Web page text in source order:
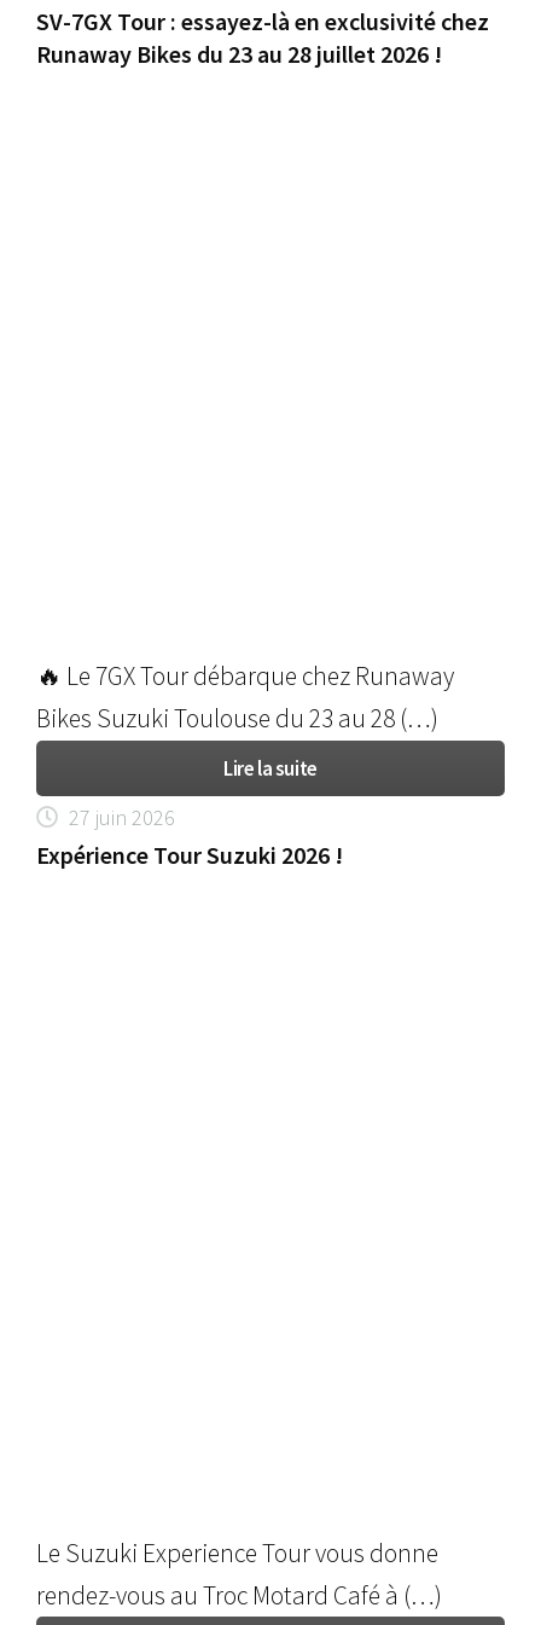
SV-7GX Tour : essayez-là en exclusivité chez
Runaway Bikes du 23 au 28 juillet 2026 !
🔥 Le 7GX Tour débarque chez Runaway
Bikes Suzuki Toulouse du 23 au 28 (…)
Lire la suite
27 juin 2026
Expérience Tour Suzuki 2026 !
Le Suzuki Experience Tour vous donne
rendez-vous au Troc Motard Café à (…)